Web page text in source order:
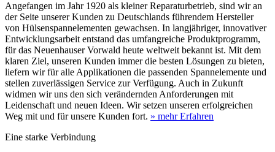
Angefangen im Jahr 1920 als kleiner Reparaturbetrieb, sind wir an
der Seite unserer Kunden zu Deutschlands führendem Hersteller
von Hülsenspannelementen gewachsen. In langjähriger, innovativer
Entwicklungsarbeit entstand das umfangreiche Produktprogramm,
für das Neuenhauser Vorwald heute weltweit bekannt ist. Mit dem
klaren Ziel, unseren Kunden immer die besten Lösungen zu bieten,
liefern wir für alle Applikationen die passenden Spannelemente und
stellen zuverlässigen Service zur Verfügung. Auch in Zukunft
widmen wir uns den sich verändernden Anforderungen mit
Leidenschaft und neuen Ideen. Wir setzen unseren erfolgreichen
Weg mit und für unsere Kunden fort. » mehr Erfahren
Eine starke Verbindung